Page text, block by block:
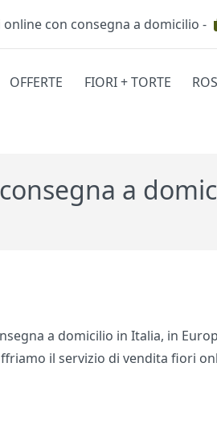
Testata
con consegna a domicilio -
OFFERTE FIORI + TORTE
a
a domicilio in Italia, in
il servizio di vendita fiori